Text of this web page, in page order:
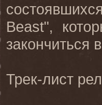
Beast",
Трек-лист